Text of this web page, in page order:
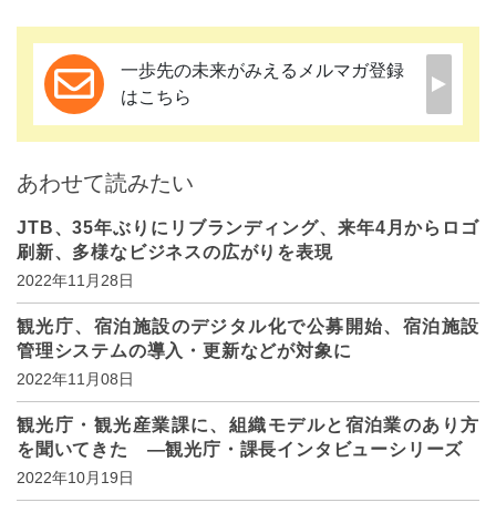
一歩先の未来がみえるメルマガ登録
はこちら
あわせて読みたい
JTB、35年ぶりにリブランディング、来年4月からロゴ
刷新、多様なビジネスの広がりを表現
2022年11月28日
観光庁、宿泊施設のデジタル化で公募開始、宿泊施設
管理システムの導入・更新などが対象に
2022年11月08日
観光庁・観光産業課に、組織モデルと宿泊業のあり方
を聞いてきた ―観光庁・課長インタビューシリーズ
2022年10月19日